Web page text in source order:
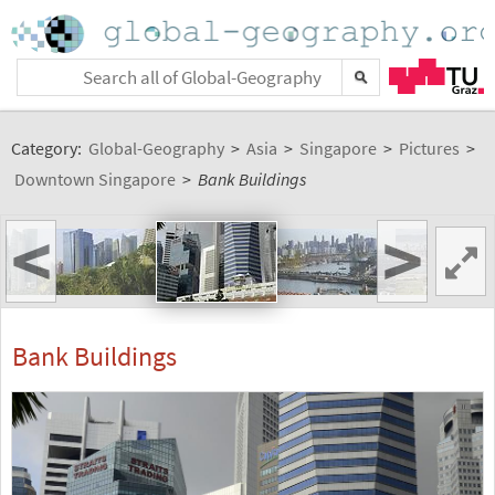
Category: Global-Geography > Asia > Singapore > Pictures >
Downtown Singapore > Bank Buildings
< >
Bank Buildings